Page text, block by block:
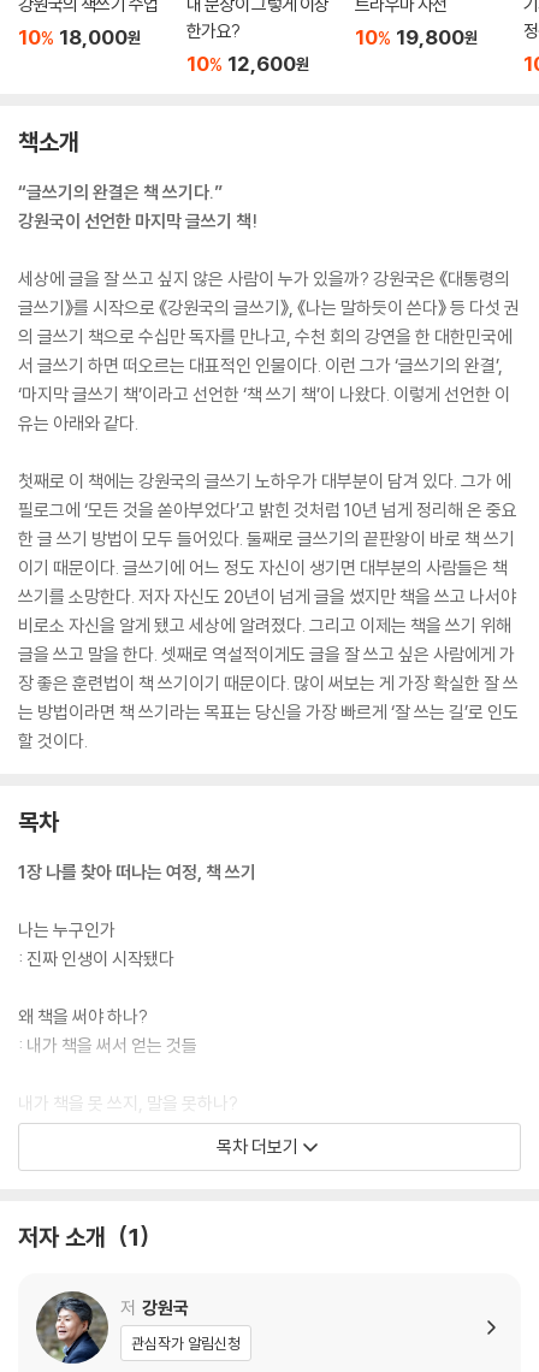
10% 18,000원
한가요?
10% 12,600원
10% 19,800원
책소개
“글쓰기의 완결은 책 쓰기다.”
강원국이 선언한 마지막 글쓰기 책!
세상에 글을 잘 쓰고 싶지 않은 사람이 누가 있을까? 강원국은 《대통령의
글쓰기》를 시작으로 《강원국의 글쓰기》, 《나는 말하듯이 쓴다》 등 다섯 권
의 글쓰기 책으로 수십만 독자를 만나고, 수천 회의 강연을 한 대한민국에
서 글쓰기 하면 떠오르는 대표적인 인물이다. 이런 그가 ‘글쓰기의 완결’,
‘마지막 글쓰기 책’이라고 선언한 ‘책 쓰기 책’이 나왔다. 이렇게 선언한 이
유는 아래와 같다.
첫째로 이 책에는 강원국의 글쓰기 노하우가 대부분이 담겨 있다. 그가 에
필로그에 ‘모든 것을 쏟아부었다’고 밝힌 것처럼 10년 넘게 정리해 온 중요
한 글 쓰기 방법이 모두 들어있다. 둘째로 글쓰기의 끝판왕이 바로 책 쓰기
이기 때문이다. 글쓰기에 어느 정도 자신이 생기면 대부분의 사람들은 책
쓰기를 소망한다. 저자 자신도 20년이 넘게 글을 썼지만 책을 쓰고 나서야
비로소 자신을 알게 됐고 세상에 알려졌다. 그리고 이제는 책을 쓰기 위해
글을 쓰고 말을 한다. 셋째로 역설적이게도 글을 잘 쓰고 싶은 사람에게 가
장 좋은 훈련법이 책 쓰기이기 때문이다. 많이 써보는 게 가장 확실한 잘 쓰
는 방법이라면 책 쓰기라는 목표는 당신을 가장 빠르게 ‘잘 쓰는 길’로 인도
할 것이다.
목차
1장 나를 찾아 떠나는 여정, 책 쓰기
나는 누구인가
: 진짜 인생이 시작됐다
왜 책을 써야 하나?
: 내가 책을 써서 얻는 것들
내가 책을 못 쓰지, 말을 못하나?
: 말하듯 쓰고, 쓰듯 말하라
: 많이 읽고 들었다, 이젠 쓸 차례다
책은 의지가 아니라 환경이 쓴다
목차 더보기
저자 소개 1
저 강원국
관심작가 알림신청